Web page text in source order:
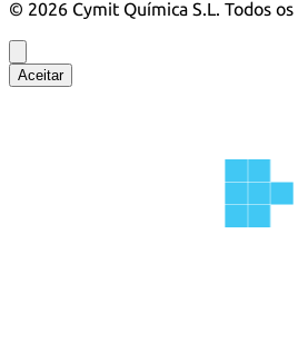
© 2026 Cymit Química S.L. Todos
Aceitar